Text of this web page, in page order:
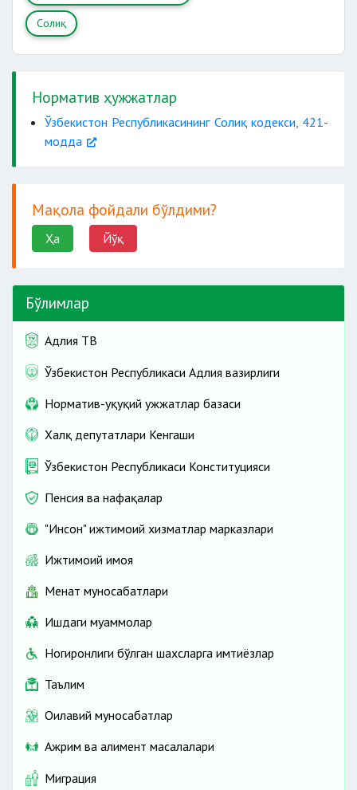
Солиқ
Норматив ҳужжатлар
Ўзбекистон Республикасининг Солиқ кодекси, 421-
модда
Мақола фойдали бўлдими?
Ҳа Йўқ
Бўлимлар
Адлия ТВ
Ўзбекистон Республикаси Адлия вазирлиги
Норматив-ҳуқуқий ҳужжатлар базаси
Халқ депутатлари Кенгаши
Ўзбекистон Республикаси Конституцияси
Пенсия ва нафақалар
"Инсон" ижтимоий хизматлар марказлари
Ижтимоий ҳимоя
Меҳнат муносабатлари
Ишдаги муаммолар
Ногиронлиги бўлган шахсларга имтиёзлар
Таълим
Оилавий муносабатлар
Ажрим ва алимент масалалари
Миграция